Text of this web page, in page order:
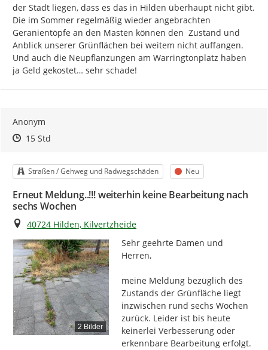
der Stadt liegen, dass es das in Hilden überhaupt nicht gibt.
Die im Sommer regelmäßig wieder angebrachten
Geranientöpfe an den Masten können den  Zustand und
Anblick unserer Grünflächen bei weitem nicht auffangen.
Und auch die Neupflanzungen am Warringtonplatz haben
ja Geld gekostet… sehr schade!
Anonym
Zeitpunkt des Erstellens
Zeitpunkt des Erstellens
15 StdZur Äußerung
Kategorie
Straßen / Gehweg und Radwegschäden Status
Neu
Erneut Meldung..!!! weiterhin keine Bearbeitung nach
sechs Wochen
Ort
40724 Hilden, Kilvertzheide
2 Bilder
Sehr geehrte Damen und
Herren,
meine Meldung bezüglich des
Zustands der Grünfläche liegt
inzwischen rund sechs Wochen
zurück. Leider ist bis heute
keinerlei Verbesserung oder
erkennbare Bearbeitung erfolgt.